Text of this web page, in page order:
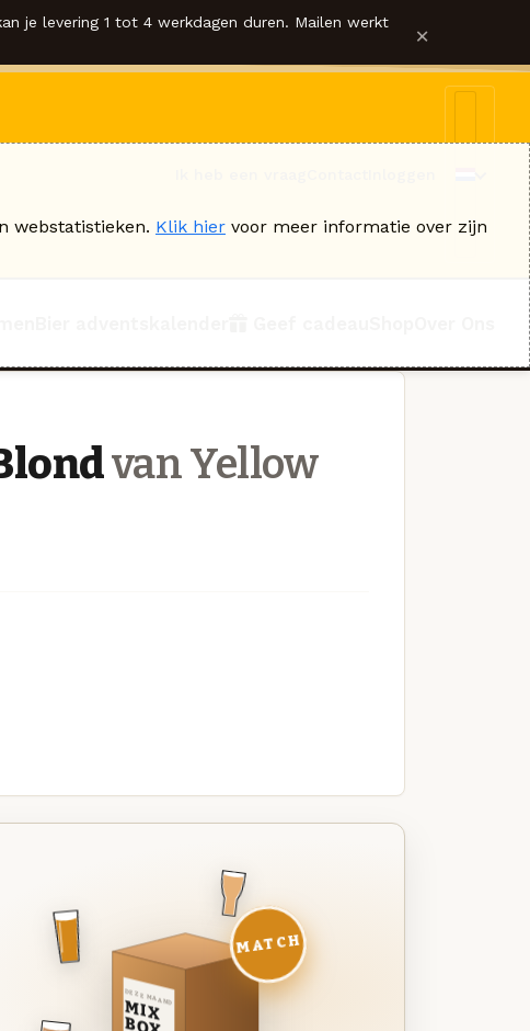
je levering 1 tot 4 werkdagen duren. Mailen werkt
×
van Yellow
DEZE MAAND
MIX
MATCH
webstatistieken. Klik hier voor meer informatie over zijn